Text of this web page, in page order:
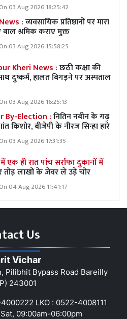
03 Aug 2026 18:25:42
:व्यवसायिक प्रतिष्ठानों पर मारा
बाल श्रमिक कराए मुक्त
03 Aug 2026 15:58:25
Kheri News :छठी कक्षा की
दुष्कर्म, हालत बिगड़ने पर अस्पताल
03 Aug 2026 16:25:13
By-Election :नितिन नबीन के गढ़
किशोर, बीजेपी के नीरज सिन्हा हारे
03 Aug 2026 17:31:35
एक ही रात पांच सर्राफा दुकानों में
तोड़ लाखों के जेवर ले उड़े चोर
04 Aug 2026 11:41:17
Us
Vichar
Pilibhit Bypass Road Bareilly
243001
LKO : 0522-4008111
09:00am-06:00pm